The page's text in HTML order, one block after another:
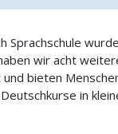
Sprachschule
wir acht
bieten
in